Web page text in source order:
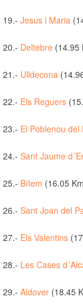
19.- Jesus i Maria
20.- Deltebre (14.95
21.- Ulldecona
22.- Els Reguers
23.- El Poblenou del
24.- Sant Jaume
25.- Bítem (16.05
26.- Sant Joan del
27.- Els Valentins
28.- Les Cases
29.- Aldover (18.45